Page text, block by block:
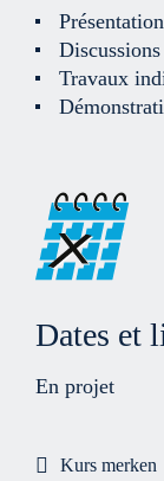
Travaux
Dates et
En projet
Kurs merken